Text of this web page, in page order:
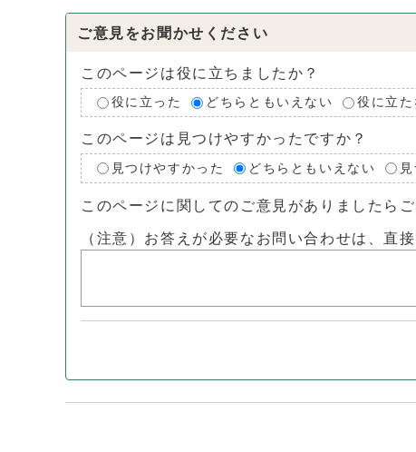
ご意見をお聞かせください
このページは役に立ちましたか？
役に立った どちらともいえない 役に立た
このページは見つけやすかったですか？
見つけやすかった どちらともいえない
このページに関してのご意見がありましたらご
（注意）お答えが必要なお問い合わせは、直